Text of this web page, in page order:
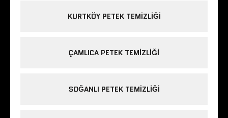
KURTKÖY PETEK TEMIZLIĞI
ÇAMLICA PETEK TEMIZLIĞI
SOĞANLI PETEK TEMIZLIĞI